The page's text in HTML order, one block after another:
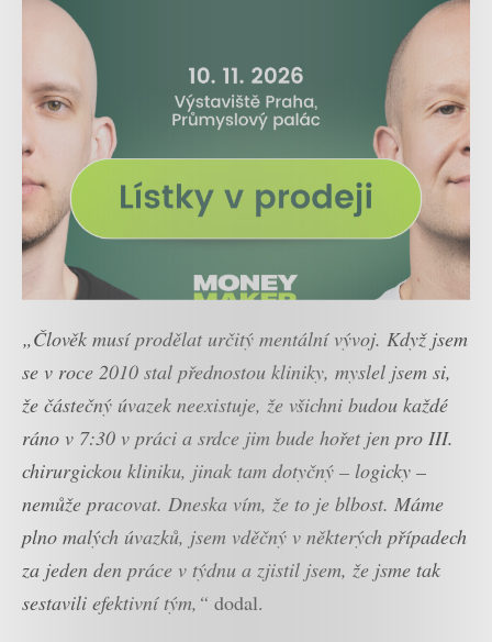
„Člověk musí prodělat určitý mentální vývoj. Když jsem
se v roce 2010 stal přednostou kliniky, myslel jsem si,
že částečný úvazek neexistuje, že všichni budou každé
ráno v 7:30 v práci a srdce jim bude hořet jen pro III.
chirurgickou kliniku, jinak tam dotyčný – logicky –
nemůže pracovat. Dneska vím, že to je blbost. Máme
plno malých úvazků, jsem vděčný v některých případech
za jeden den práce v týdnu a zjistil jsem, že jsme tak
sestavili efektivní tým,“ dodal.